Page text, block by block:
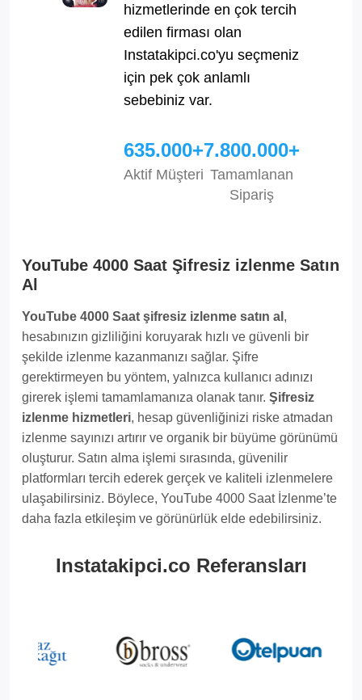
hizmetlerinde en çok tercih
edilen firması olan
Instatakipci.co'yu seçmeniz
için pek çok anlamlı
sebebiniz var.
635.000+
Aktif Müşteri
7.800.000+
Tamamlanan
Sipariş
YouTube 4000 Saat Şifresiz izlenme Satın
Al
YouTube 4000 Saat şifresiz izlenme satın al ,
hesabınızın gizliliğini koruyarak hızlı ve güvenli bir
şekilde izlenme kazanmanızı sağlar. Şifre
gerektirmeyen bu yöntem, yalnızca kullanıcı adınızı
girerek işlemi tamamlamanıza olanak tanır. Şifresiz
izlenme hizmetleri, hesap güvenliğinizi riske atmadan
izlenme sayınızı artırır ve organik bir büyüme görünümü
oluşturur. Satın alma işlemi sırasında, güvenilir
platformları tercih ederek gerçek ve kaliteli izlenmelere
ulaşabilirsiniz. Böylece, YouTube 4000 Saat İzlenme’te
daha fazla etkileşim ve görünürlük elde edebilirsiniz.
Instatakipci.co Referansları